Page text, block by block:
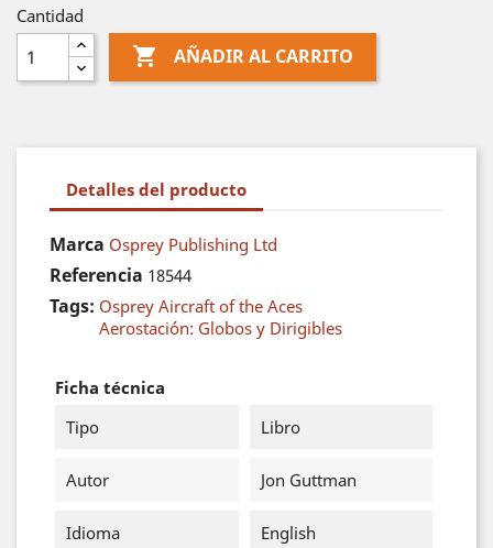
Cantidad
 AÑADIR AL CARRITO
Detalles del producto
Marca Osprey Publishing Ltd
Referencia 18544
Tags: Osprey Aircraft of the Aces
Aerostación: Globos y Dirigibles
Ficha técnica
Tipo
Libro
Autor Jon Guttman
Idioma English